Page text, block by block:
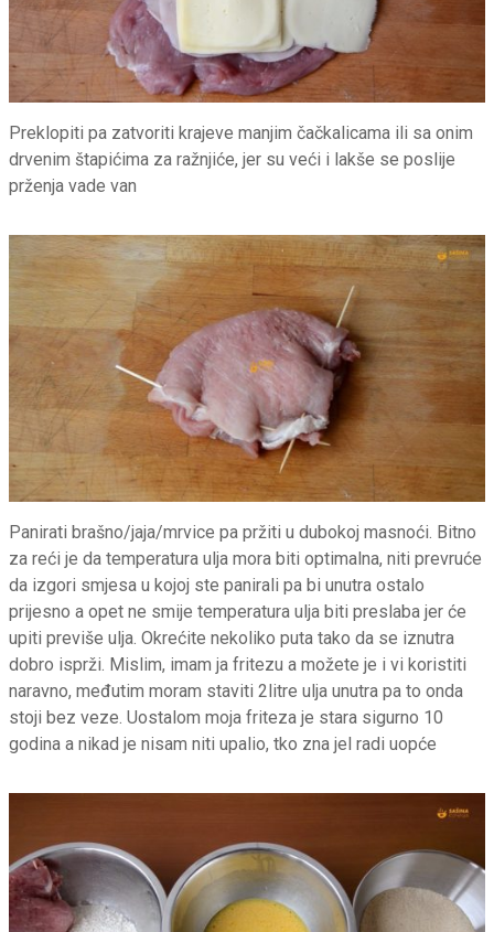
Preklopiti pa zatvoriti krajeve manjim čačkalicama ili sa onim
drvenim štapićima za ražnjiće, jer su veći i lakše se poslije
prženja vade van
Panirati brašno/jaja/mrvice pa pržiti u dubokoj masnoći. Bitno
za reći je da temperatura ulja mora biti optimalna, niti prevruće
da izgori smjesa u kojoj ste panirali pa bi unutra ostalo
prijesno a opet ne smije temperatura ulja biti preslaba jer će
upiti previše ulja. Okrećite nekoliko puta tako da se iznutra
dobro isprži. Mislim, imam ja fritezu a možete je i vi koristiti
naravno, međutim moram staviti 2litre ulja unutra pa to onda
stoji bez veze. Uostalom moja friteza je stara sigurno 10
godina a nikad je nisam niti upalio, tko zna jel radi uopće